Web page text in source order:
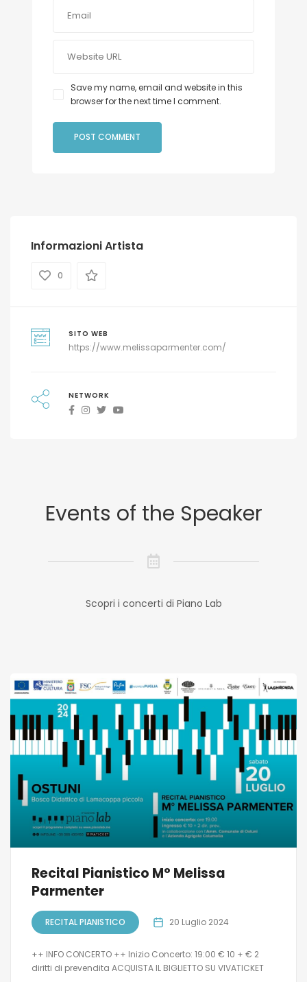
Save my name, email and website in this
browser for the next time I comment.
Informazioni Artista
0
SITO WEB
https://www.melissaparmenter.com/
NETWORK
Events of the Speaker
Scopri i concerti di Piano Lab
Recital Pianistico M° Melissa
Parmenter
RECITAL PIANISTICO 20 Luglio 2024
++ INFO CONCERTO ++ Inizio Concerto: 19:00 € 10 + € 2
diritti di prevendita ACQUISTA IL BIGLIETTO SU VIVATICKET